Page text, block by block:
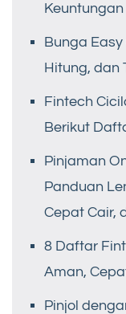
Keuntungan
Bunga
Hitung, dan
Fintech
Berikut
Pinjaman
Panduan
Cepat Cair,
8 Daftar
Aman,
Pinjol